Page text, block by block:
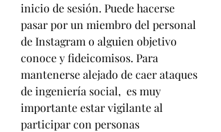
inicio de sesión. Puede hacerse
pasar por un miembro del personal
de Instagram o alguien objetivo
conoce y fideicomisos. Para
mantenerse alejado de caer ataques
de ingeniería social,  es muy
importante estar vigilante al
participar con personas